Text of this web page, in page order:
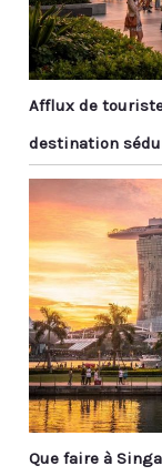
Afflux de
destination
Que faire à